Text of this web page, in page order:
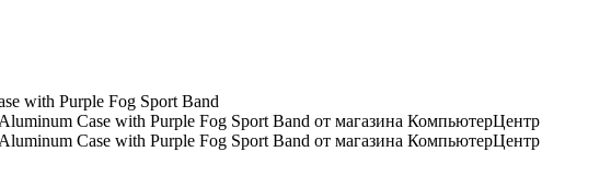
with Purple Fog Sport Band